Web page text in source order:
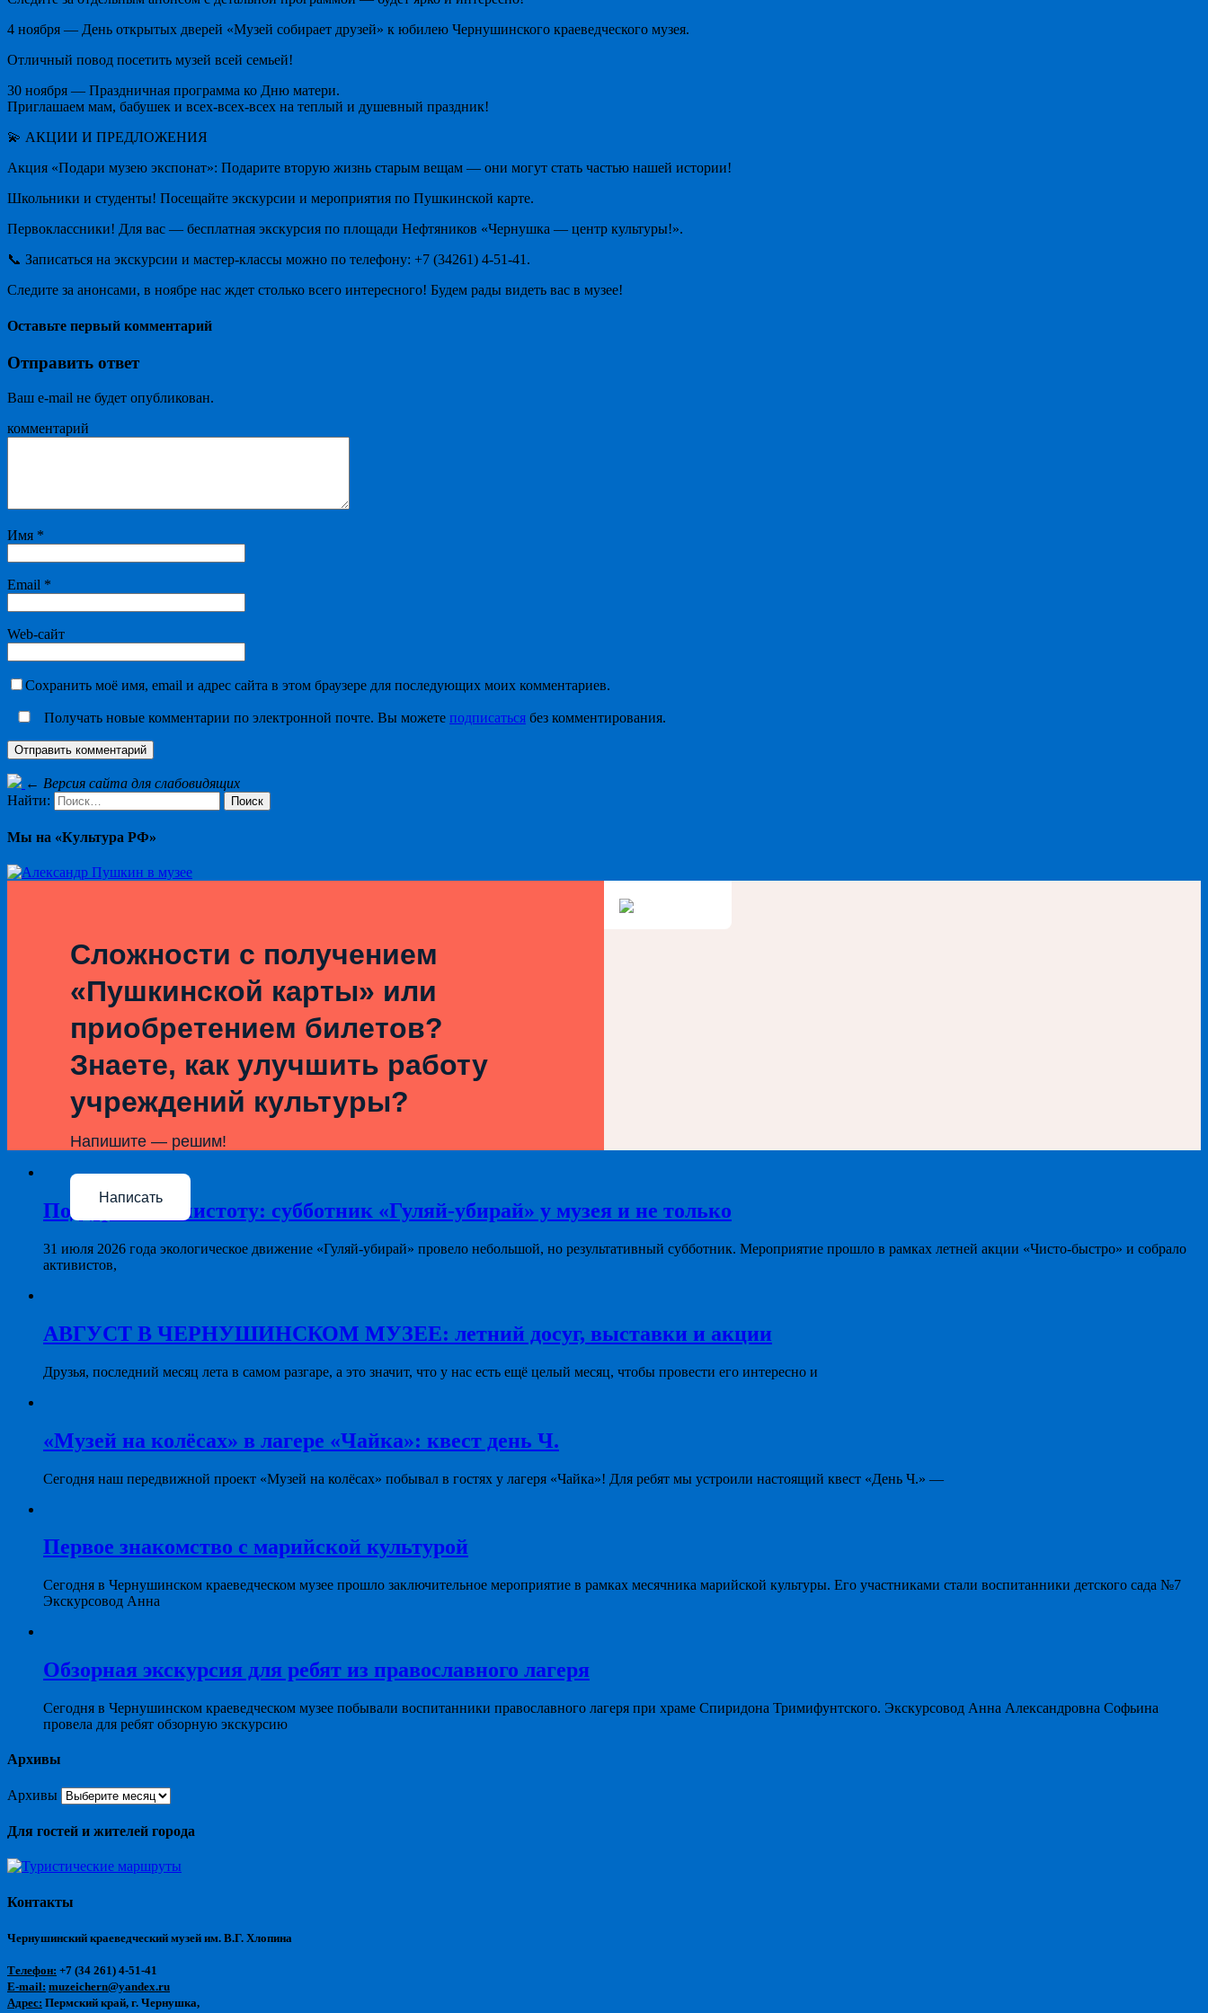
4 ноября — День открытых дверей «Музей собирает друзей» к юбилею Чернушинского краеведческого музея.
Отличный повод посетить музей всей семьей!
30 ноября — Праздничная программа ко Дню матери.
Приглашаем мам, бабушек и всех-всех-всех на теплый и душевный праздник!
💫 АКЦИИ И ПРЕДЛОЖЕНИЯ
Акция «Подари музею экспонат»: Подарите вторую жизнь старым вещам — они могут стать частью нашей истории!
Школьники и студенты! Посещайте экскурсии и мероприятия по Пушкинской карте.
Первоклассники! Для вас — бесплатная экскурсия по площади Нефтяников «Чернушка — центр культуры!».
📞 Записаться на экскурсии и мастер-классы можно по телефону: +7 (34261) 4-51-41.
Следите за анонсами, в ноябре нас ждет столько всего интересного! Будем рады видеть вас в музее!
Оставьте первый комментарий
Отправить ответ
Ваш e-mail не будет опубликован.
комментарий
Имя *
Email *
Web-сайт
Сохранить моё имя, email и адрес сайта в этом браузере для последующих моих комментариев.
Получать новые комментарии по электронной почте. Вы можете подписаться без комментирования.
← Версия сайта для слабовидящих
Найти:
Мы на «Культура РФ»
Сложности с получением
«Пушкинской карты» или
приобретением билетов?
Знаете, как улучшить работу
учреждений культуры?
Напишите — решим!
Написать
Поддерживая чистоту: субботник «Гуляй-убирай» у музея и не только
31 июля 2026 года экологическое движение «Гуляй-убирай» провело небольшой, но результативный субботник. Мероприятие прошло в рамках летней акции «Чисто-быстро» и собрало
активистов,
АВГУСТ В ЧЕРНУШИНСКОМ МУЗЕЕ: летний досуг, выставки и акции
Друзья, последний месяц лета в самом разгаре, а это значит, что у нас есть ещё целый месяц, чтобы провести его интересно и
«Музей на колёсах» в лагере «Чайка»: квест день Ч.
Сегодня наш передвижной проект «Музей на колёсах» побывал в гостях у лагеря «Чайка»! Для ребят мы устроили настоящий квест «День Ч.» —
Первое знакомство с марийской культурой
Сегодня в Чернушинском краеведческом музее прошло заключительное мероприятие в рамках месячника марийской культуры. Его участниками стали воспитанники детского сада №7
Экскурсовод Анна
Обзорная экскурсия для ребят из православного лагеря
Сегодня в Чернушинском краеведческом музее побывали воспитанники православного лагеря при храме Спиридона Тримифунтского. Экскурсовод Анна Александровна Софьина
провела для ребят обзорную экскурсию
Архивы
Архивы
Для гостей и жителей города
Контакты
Чернушинский краеведческий музей им. В.Г. Хлопина
Телефон: +7 (34 261) 4-51-41
E-mail: muzeichern@yandex.ru
Адрес: Пермский край, г. Чернушка,